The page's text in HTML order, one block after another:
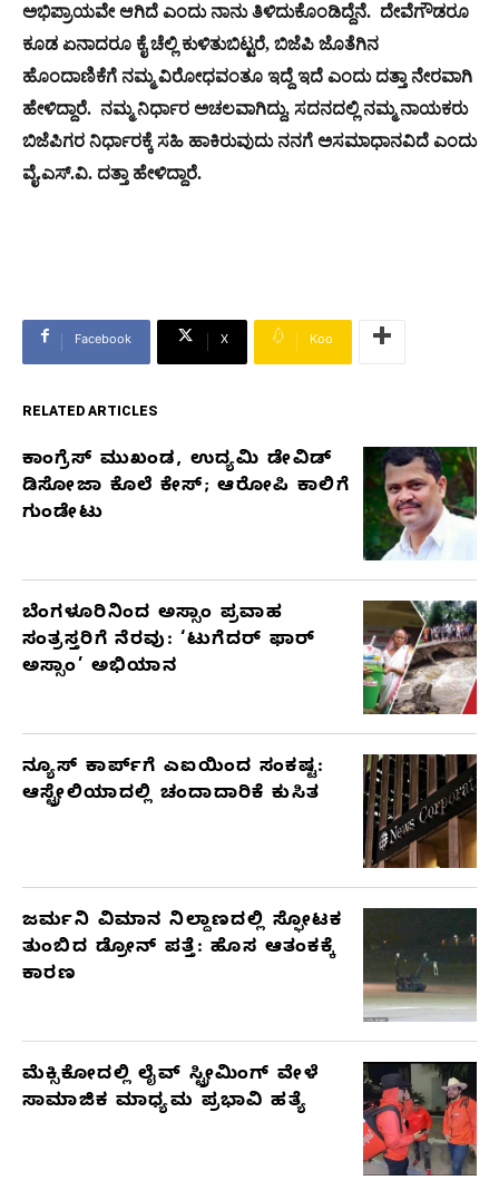
ಅಭಿಪ್ರಾಯವೇ ಆಗಿದೆ ಎಂದು ನಾನು ತಿಳಿದುಕೊಂಡಿದ್ದೆನೆ. ದೇವೆಗೌಡರೂ
ಕೂಡ ಏನಾದರೂ ಕೈ ಚೆಲ್ಲಿ ಕುಳಿತುಬಿಟ್ಟರೆ, ಬಿಜೆಪಿ ಜೊತೆಗಿನ
ಹೊಂದಾಣಿಕೆಗೆ ನಮ್ಮ ವಿರೋಧವಂತೂ ಇದ್ದೆ ಇದೆ ಎಂದು ದತ್ತಾ ನೇರವಾಗಿ
ಹೇಳಿದ್ದಾರೆ. ನಮ್ಮ ನಿರ್ಧಾರ ಅಚಲವಾಗಿದ್ದು, ಸದನದಲ್ಲಿ ನಮ್ಮ ನಾಯಕರು
ಬಿಜೆಪಿಗರ ನಿರ್ಧಾರಕ್ಕೆ ಸಹಿ ಹಾಕಿರುವುದು ನನಗೆ ಅಸಮಾಧಾನವಿದೆ ಎಂದು
ವೈ.ಎಸ್.ವಿ. ದತ್ತಾ ಹೇಳಿದ್ದಾರೆ.
Facebook X Koo
RELATED ARTICLES
RELATED
ಕಾಂಗ್ರೆಸ್‌ ಮುಖಂಡ, ಉದ್ಯಮಿ ಡೇವಿಡ್‌
ಡಿಸೋಜಾ ಕೊಲೆ ಕೇಸ್;‌ ಆರೋಪಿ ಕಾಲಿಗೆ
ಗುಂಡೇಟು
ಬೆಂಗಳೂರಿನಿಂದ ಅಸ್ಸಾಂ ಪ್ರವಾಹ
ಸಂತ್ರಸ್ತರಿಗೆ ನೆರವು: ‘ಟುಗೆದರ್ ಫಾರ್
ಅಸ್ಸಾಂ’ ಅಭಿಯಾನ
ನ್ಯೂಸ್ ಕಾರ್ಪ್‌ಗೆ ಎಐಯಿಂದ ಸಂಕಷ್ಟ:
ಆಸ್ಟ್ರೇಲಿಯಾದಲ್ಲಿ ಚಂದಾದಾರಿಕೆ ಕುಸಿತ
ಜರ್ಮನಿ ವಿಮಾನ ನಿಲ್ದಾಣದಲ್ಲಿ ಸ್ಫೋಟಕ
ತುಂಬಿದ ಡ್ರೋನ್ ಪತ್ತೆ: ಹೊಸ ಆತಂಕಕ್ಕೆ
ಕಾರಣ
ಮೆಕ್ಸಿಕೋದಲ್ಲಿ ಲೈವ್ ಸ್ಟ್ರೀಮಿಂಗ್ ವೇಳೆ
ಸಾಮಾಜಿಕ ಮಾಧ್ಯಮ ಪ್ರಭಾವಿ ಹತ್ಯೆ